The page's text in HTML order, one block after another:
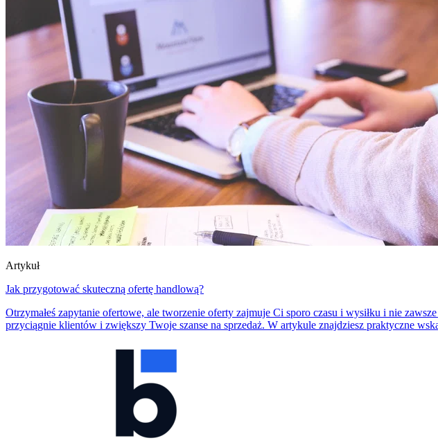
Artykuł
Jak przygotować skuteczną ofertę handlową?
Otrzymałeś zapytanie ofertowe, ale tworzenie oferty zajmuje Ci sporo czasu i wysiłku i nie
przyciągnie klientów i zwiększy Twoje szanse na sprzedaż. W artykule znajdziesz praktyczne